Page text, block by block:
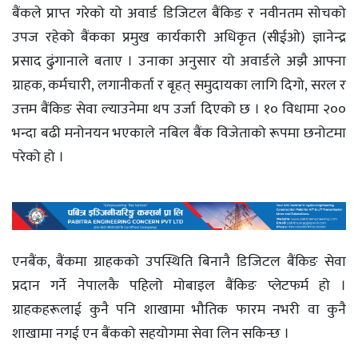
बैंकले प्राप्त गरेको यो अवार्ड डिजिटल बैंकिङ र नवीनतम सोचको
उपज रहेको बैंकका प्रमुख कार्यकारी अधिकृत (सीईओ) ज्ञानेन्द्र
प्रसाद ढुंगानाले बताए । उनाका अनुसार यो अवार्डले अझै आफ्ना
ग्राहक, कर्मचारी, लगानीकर्ता र बृहत् समुदायका लागि दिगो, सरल र
उत्तम बैंकिङ सेवा ल्याउनेमा थप उर्जा दिएको छ । १० विधामा २००
भन्दा बढी मनोनयन भएकाले नबिल बैंक विजेताको रूपमा छनोटमा
परेको हो ।
एनबैंक, बैंकमा ग्राहकको उपस्थिति बिनानै डिजिटल बैंकिङ सेवा
प्रदान गर्ने नेपालकै पहिलो मोबाइल बैंकिङ प्लेटफर्म हो ।
ग्राहकहरूलाई कुनै पनि शाखामा भौतिक फारम नभरी वा कुनै
शाखामा नगई एन बैंकको सहयोगमा सेवा लिन सकिन्छ ।